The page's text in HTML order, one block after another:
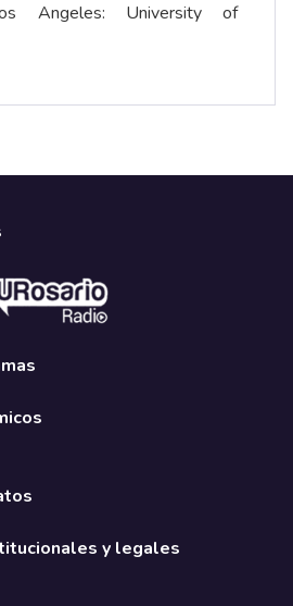
Angeles: University of
y legales